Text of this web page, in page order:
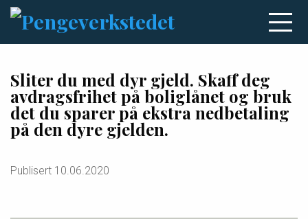
Sliter du med dyr gjeld. Skaff deg
avdragsfrihet på boliglånet og bruk
det du sparer på ekstra nedbetaling
på den dyre gjelden.
Publisert 10.06.2020